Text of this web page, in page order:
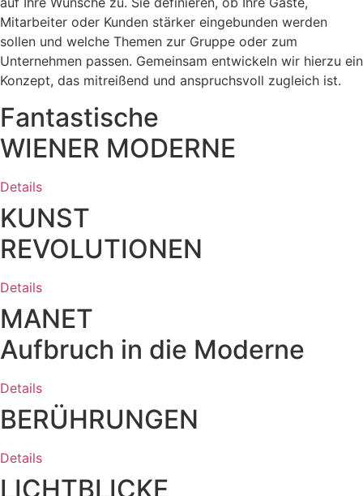
Mitarbeiter oder Kunden stärker eingebunden werden
sollen und welche Themen zur Gruppe oder zum
Unternehmen passen. Gemeinsam entwickeln wir hierzu ein
Konzept, das mitreißend und anspruchsvoll zugleich ist.
Fantastische
WIENER MODERNE
Details
KUNST
REVOLUTIONEN
Details
MANET
Aufbruch in die Moderne
Details
BERÜHRUNGEN
Details
LICHTBLICKE